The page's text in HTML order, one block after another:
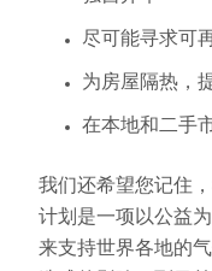
尽可能寻求可
为房屋隔热，
在本地和二手
我们还希望您记住
计划是一项以公益
来支持世界各地的